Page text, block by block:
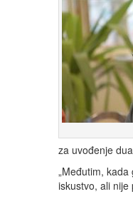
za uvođenje
„Međutim,
iskustvo, ali nije